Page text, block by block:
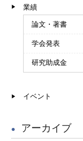
業績
論文・著書
学会発表
研究助成金
イベント
アーカイブ